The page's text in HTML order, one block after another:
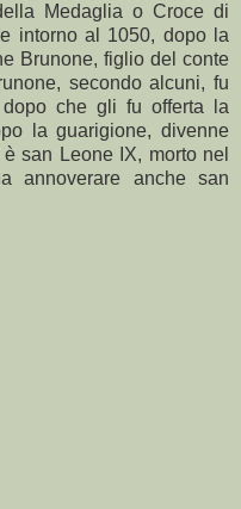
Medaglia o Croce di
intorno al 1050, dopo la
Brunone, figlio del conte
secondo alcuni, fu
che gli fu offerta la
la guarigione, divenne
san Leone IX, morto nel
annoverare anche san